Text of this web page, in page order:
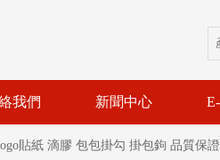
我們 新聞中心
貼紙 滴膠 包包掛勾 掛包鉤 品質保